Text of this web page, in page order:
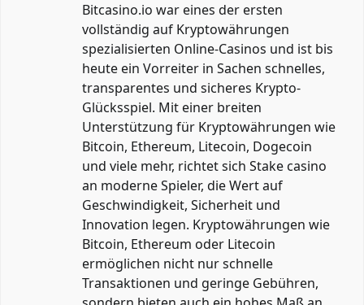
Bitcasino.io war eines der ersten
vollständig auf Kryptowährungen
spezialisierten Online-Casinos und ist bis
heute ein Vorreiter in Sachen schnelles,
transparentes und sicheres Krypto-
Glücksspiel. Mit einer breiten
Unterstützung für Kryptowährungen wie
Bitcoin, Ethereum, Litecoin, Dogecoin
und viele mehr, richtet sich Stake casino
an moderne Spieler, die Wert auf
Geschwindigkeit, Sicherheit und
Innovation legen. Kryptowährungen wie
Bitcoin, Ethereum oder Litecoin
ermöglichen nicht nur schnelle
Transaktionen und geringe Gebühren,